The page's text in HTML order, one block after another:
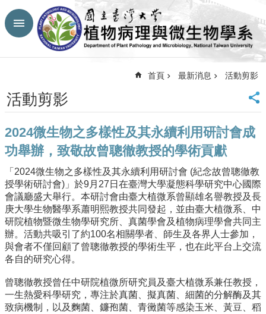
跳到主要內容區塊
進
搜
回
首
臺
大
首
頁
生
農
學
院
網
站
導
覽
FaceBook
YouTube
首頁 最新消息 活動剪影
活動剪影
2024微生物之多樣性及其永續利用研討會成
功舉辦，致敬故曾聰徹教授的學術貢獻
「2024微生物之多樣性及其永續利用研討會 (紀念故曾聰徹教
授學術研討會)」於9月27日在臺灣大學凝態科學研究中心國際
會議廳盛大舉行。本研討會由臺大植微系曾顯雄名譽教授及長
庚大學生物醫學系蕭明熙教授共同發起，並由臺大植微系、中
研院植物暨微生物學研究所、真菌學會及植物病理學會共同主
辦。活動共吸引了約100名相關學者、師生及各界人士參加，
與會者不僅回顧了曾聰徹教授的學術生平，也在此平台上交流
各自的研究心得。
曾聰徹教授曾任中研院植微所研究員及臺大植微系兼任教授，
一生熱愛科學研究，專注於真菌、擬真菌、細菌的分解酶及其
致病機制，以及麴菌、鐮孢菌、青黴菌等感染玉米、黃豆、稻